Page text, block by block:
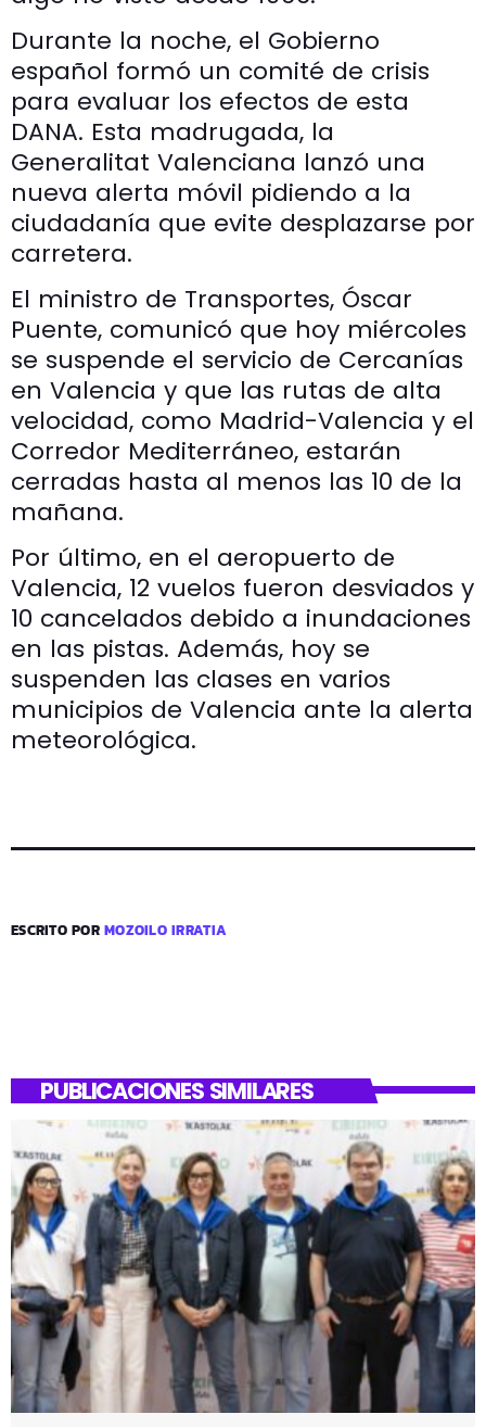
Durante la noche, el Gobierno
español formó un comité de crisis
para evaluar los efectos de esta
DANA. Esta madrugada, la
Generalitat Valenciana lanzó una
nueva alerta móvil pidiendo a la
ciudadanía que evite desplazarse por
carretera.
El ministro de Transportes, Óscar
Puente, comunicó que hoy miércoles
se suspende el servicio de Cercanías
en Valencia y que las rutas de alta
velocidad, como Madrid-Valencia y el
Corredor Mediterráneo, estarán
cerradas hasta al menos las 10 de la
mañana.
Por último, en el aeropuerto de
Valencia, 12 vuelos fueron desviados y
10 cancelados debido a inundaciones
en las pistas. Además, hoy se
suspenden las clases en varios
municipios de Valencia ante la alerta
meteorológica.
ESCRITO PORMOZOILO IRRATIA
PUBLICACIONES SIMILARES